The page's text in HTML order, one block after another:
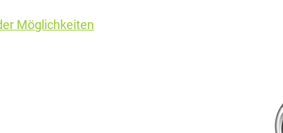
Möglichkeiten